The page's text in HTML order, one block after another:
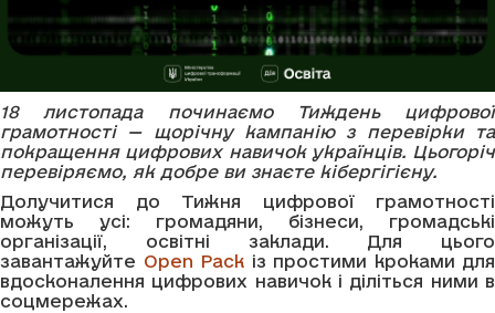
18 листопада починаємо Тиждень цифрової
грамотності — щорічну кампанію з перевірки та
покращення цифрових навичок українців. Цьогоріч
перевіряємо, як добре ви знаєте кібергігієну.
Долучитися до Тижня цифрової грамотності
можуть усі: громадяни, бізнеси, громадські
організації, освітні заклади. Для цього
завантажуйте Open Pack із простими кроками для
вдосконалення цифрових навичок і діліться ними в
соцмережах.